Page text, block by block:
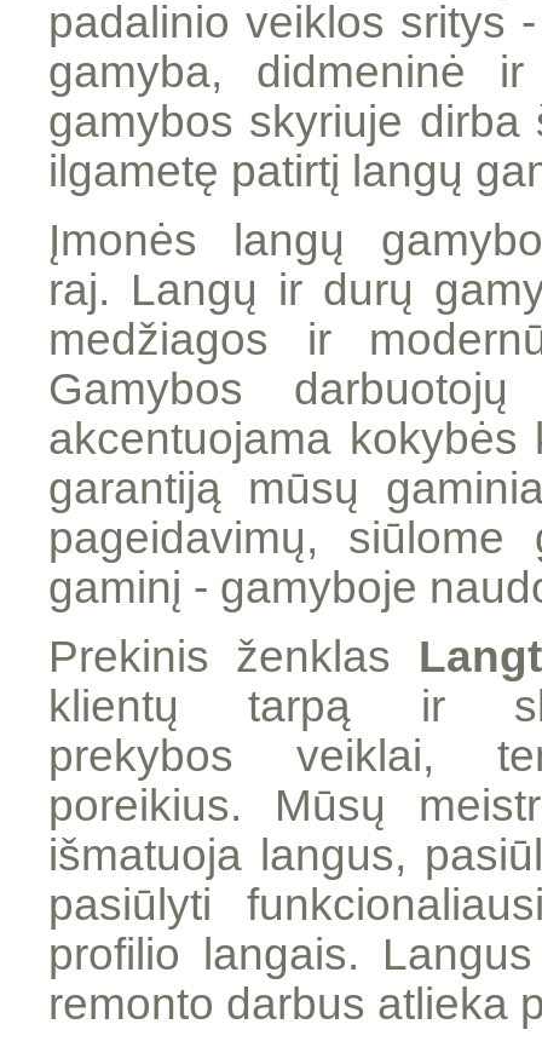
padalinio veiklos sritys
gamyba, didmeninė
gamybos skyriuje dirba
ilgametę patirtį langų
Įmonės langų
raj. Langų ir durų
medžiagos ir
Gamybos
akcentuojama
garantiją mūsų
pageidavimų, siūlome
gaminį - gamyboje
Prekinis ženklas
klientų tarpą ir
prekybos veiklai,
poreikius. Mūsų
išmatuoja langus,
pasiūlyti
profilio langais.
remonto darbus atlieka